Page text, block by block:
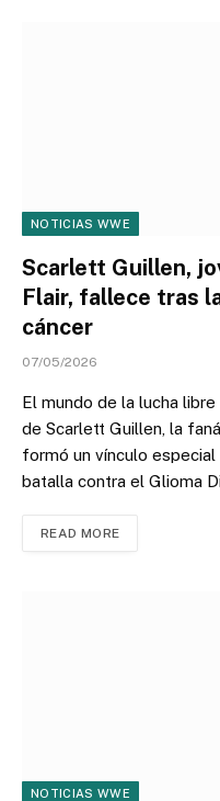
NOTICIAS WWE
Scarlett Guillen,
Flair, fallece tras
cáncer
07/05/2026
El mundo de la lucha
de Scarlett Guillen, la
formó un vínculo
batalla contra el Glioma
READ MORE
NOTICIAS WWE